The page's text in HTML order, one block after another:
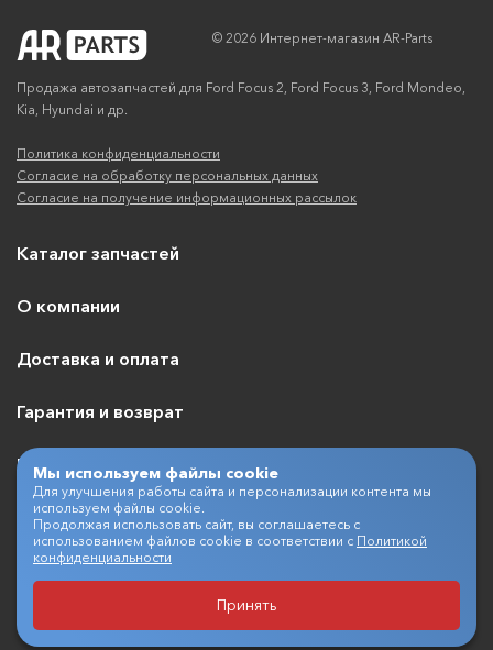
© 2026 Интернет-магазин AR-Parts
Продажа автозапчастей для Ford Focus 2, Ford Focus 3, Ford Mondeo,
Kia, Hyundai и др.
Политика конфиденциальности
Согласие на обработку персональных данных
Согласие на получение информационных рассылок
Каталог запчастей
О компании
Доставка и оплата
Гарантия и возврат
Контакты
+7 (495) 409-07-03
Разработка и продвижение
Мы используем файлы cookie
Для улучшения работы сайта и персонализации контента мы
используем файлы cookie.
Продолжая использовать сайт, вы соглашаетесь с
использованием файлов cookie в соответствии с Политикой
конфиденциальности
Принять